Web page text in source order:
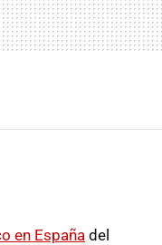
en España del